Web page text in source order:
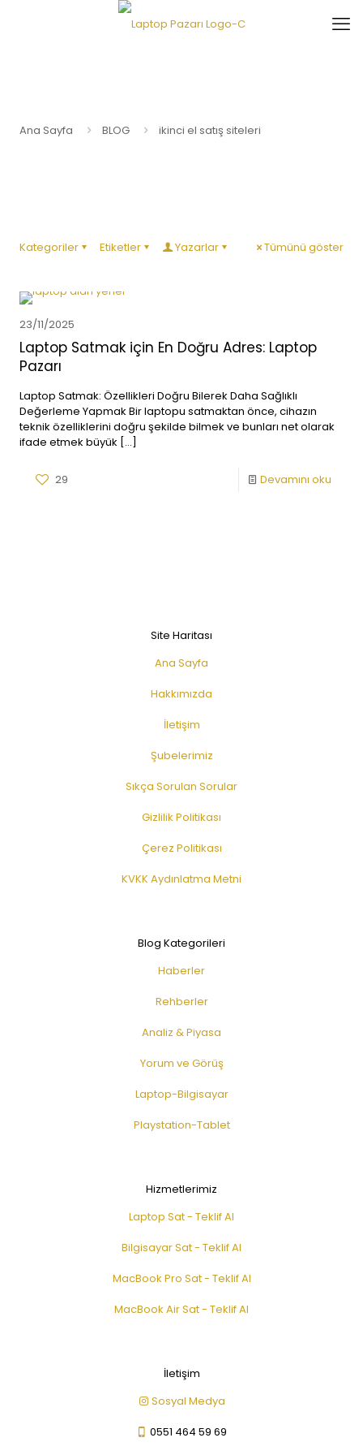
Ana Sayfa BLOG ikinci el satış siteleri
Kategoriler Etiketler Yazarlar Tümünü göster
23/11/2025
Laptop Satmak için En Doğru Adres: Laptop
Pazarı
Laptop Satmak: Özellikleri Doğru Bilerek Daha Sağlıklı
Değerleme Yapmak Bir laptopu satmaktan önce, cihazın
teknik özelliklerini doğru şekilde bilmek ve bunları net olarak
ifade etmek büyük […]
29 Devamını oku
Site Haritası
Ana Sayfa
Hakkımızda
İletişim
Şubelerimiz
Sıkça Sorulan Sorular
Gizlilik Politikası
Çerez Politikası
KVKK Aydınlatma Metni
Blog Kategorileri
Haberler
Rehberler
Analiz & Piyasa
Yorum ve Görüş
Laptop-Bilgisayar
Playstation-Tablet
Hizmetlerimiz
Laptop Sat - Teklif Al
Bilgisayar Sat - Teklif Al
MacBook Pro Sat - Teklif Al
MacBook Air Sat - Teklif Al
İletişim
Sosyal Medya
0551 464 59 69